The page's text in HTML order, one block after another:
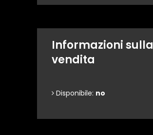
Informazioni sulla
vendita
Disponibile: no